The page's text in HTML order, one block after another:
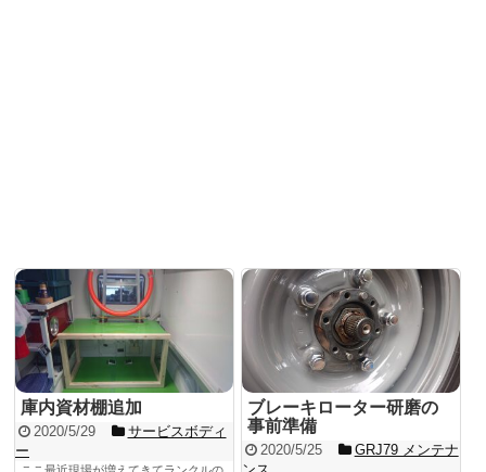
庫内資材棚追加
2020/5/29
サービスボディ
ー
ここ最近現場が増えてきてランクルの
ブレーキローター研磨の
事前準備
2020/5/25
GRJ79 メンテナ